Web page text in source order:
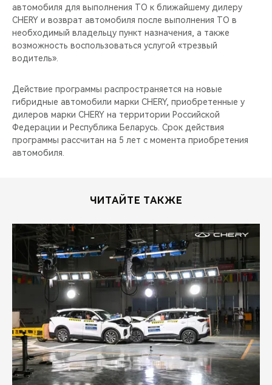
автомобиля для выполнения ТО к ближайшему дилеру
CHERY и возврат автомобиля после выполнения ТО в
необходимый владельцу пункт назначения, а также
возможность воспользоваться услугой «трезвый
водитель».
Действие программы распространяется на новые
гибридные автомобили марки CHERY, приобретенные у
дилеров марки CHERY на территории Российской
Федерации и Республика Беларусь. Срок действия
программы рассчитан на 5 лет с момента приобретения
автомобиля.
ЧИТАЙТЕ ТАКЖЕ